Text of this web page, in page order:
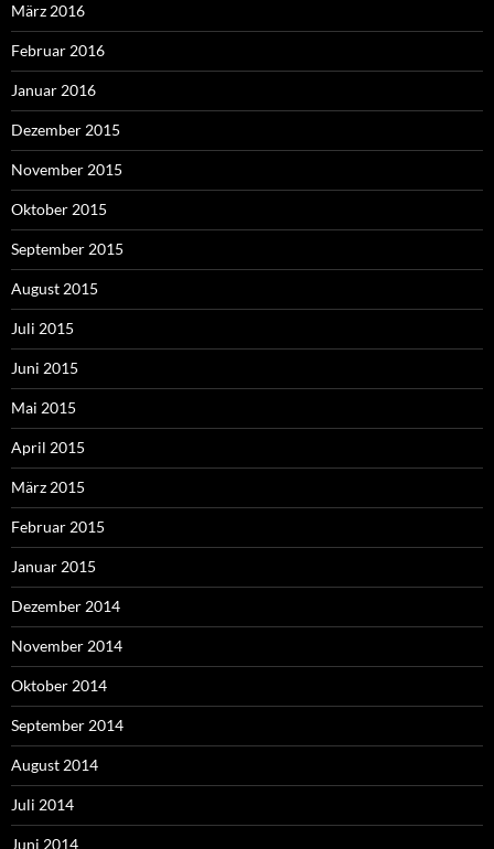
März 2016
Februar 2016
Januar 2016
Dezember 2015
November 2015
Oktober 2015
September 2015
August 2015
Juli 2015
Juni 2015
Mai 2015
April 2015
März 2015
Februar 2015
Januar 2015
Dezember 2014
November 2014
Oktober 2014
September 2014
August 2014
Juli 2014
Juni 2014